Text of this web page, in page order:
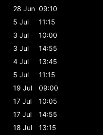
28 Jun 09:10
5 Jul
11:15
3 Jul
10:00
3 Jul
14:55
4 Jul
13:45
5 Jul
11:15
19 Jul
09:00
17 Jul
10:05
17 Jul
14:55
18 Jul
13:15